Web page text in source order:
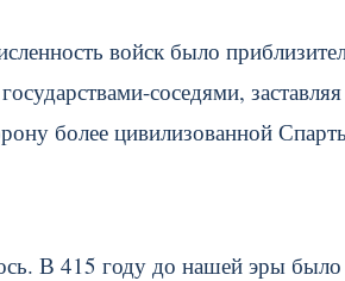
войск было
соседями, заставляя
более цивилизованной
В 415 году до нашей эры было